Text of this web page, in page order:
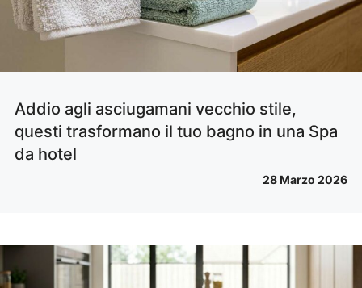
Addio agli asciugamani vecchio stile,
questi trasformano il tuo bagno in una Spa
da hotel
28 Marzo 2026